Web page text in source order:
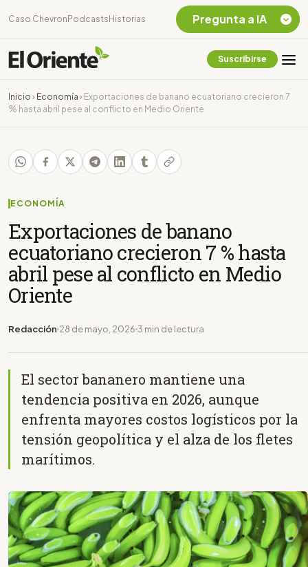
Caso Chevron Podcasts Historias
Suscribirse
Inicio › Economía › Exportaciones de banano ecuatoriano crecieron 7
% hasta abril pese al conflicto en Medio Oriente
ECONOMÍA
Exportaciones de banano
ecuatoriano crecieron 7 % hasta
abril pese al conflicto en Medio
Oriente
Redacción 28 de mayo, 2026 3 min de lectura
El sector bananero mantiene una
tendencia positiva en 2026, aunque
enfrenta mayores costos logísticos por la
tensión geopolítica y el alza de los fletes
marítimos.
Pregunta a IA
Chevron Ecuador